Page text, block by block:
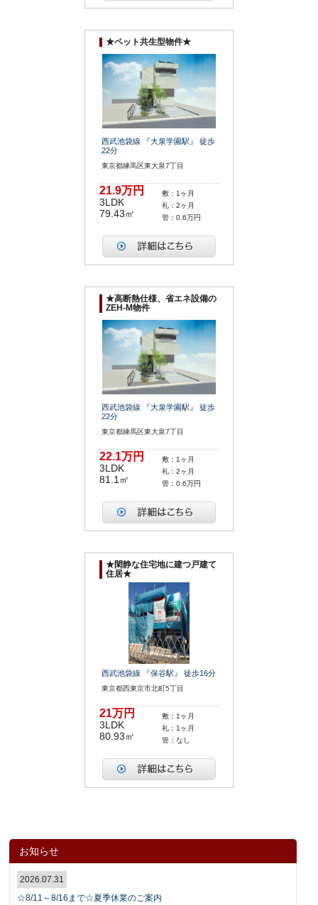
★ペット共生型物件★
西武池袋線 『大泉学園駅』 徒歩
22分
東京都練馬区東大泉7丁目
21.9万円
3LDK
79.43㎡
敷：1ヶ月
礼：2ヶ月
管：0.6万円
★高断熱仕様、省エネ設備の
ZEH-M物件
西武池袋線 『大泉学園駅』 徒歩
22分
東京都練馬区東大泉7丁目
22.1万円
3LDK
81.1㎡
敷：1ヶ月
礼：2ヶ月
管：0.6万円
★閑静な住宅地に建つ戸建て
住居★
西武池袋線 『保谷駅』 徒歩16分
東京都西東京市北町5丁目
21万円
3LDK
80.93㎡
敷：1ヶ月
礼：1ヶ月
管：なし
お知らせ
2026.07.31
☆8/11～8/16まで☆夏季休業のご案内